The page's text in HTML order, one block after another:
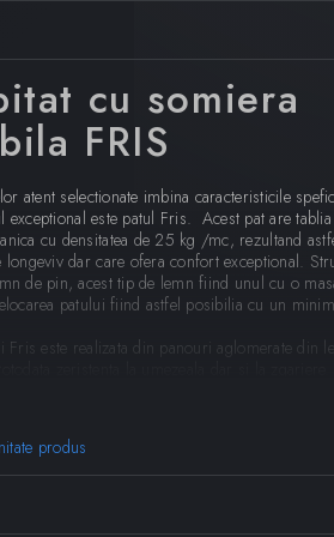
cu somiera
FRIS
atent selectionate imbina caracteristicile
exceptional este patul Fris. Acest pat are
cu densitatea de 25 kg /mc, rezultand
longeviv dar care ofera confort exceptional.
de pin, acest tip de lemn fiind unul cu o
patului fiind astfel posibilia cu un
Fris este realizata din panouri aglomerate din
posturii dumneavaostra in timpul
sau mobila in functie de alegerea
din material textil rezistent la frecare si care
are tapiteria realizata tip husa complet
deosebit de usoara. Picioare sunt realizate din
produs